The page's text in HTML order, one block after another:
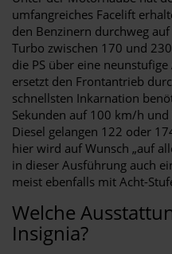
umfangreiches Facelift
den Benzinern durchweg
Turbo zwischen 170 und
die PS über eine
ersetzt den Frontantrieb
schnellsten Inkarnation
Sekunden auf 100 km/h
Diesel gelangen 122 oder
hier wird auf Wunsch „auf
in dieser Ausführung auch
meist ebenfalls mit Acht-
Welche
Insignia?